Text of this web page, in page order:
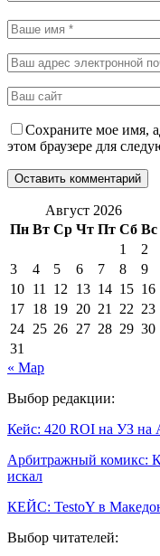
Сохраните мое имя,
этом браузере для
Август 2026
Пн Вт Ср Чт Пт Сб Вс
1
2
3
4 5 6 7 8
9
10 11 12 13 14 15 16
17 18 19 20 21 22 23
24 25 26 27 28 29 30
31
« Мар
Выбор редакции:
Кейс: 420 ROI на УЗ на
Арбитражный комикс:
искал
КЕЙС: TestoY в
Выбор читателей: